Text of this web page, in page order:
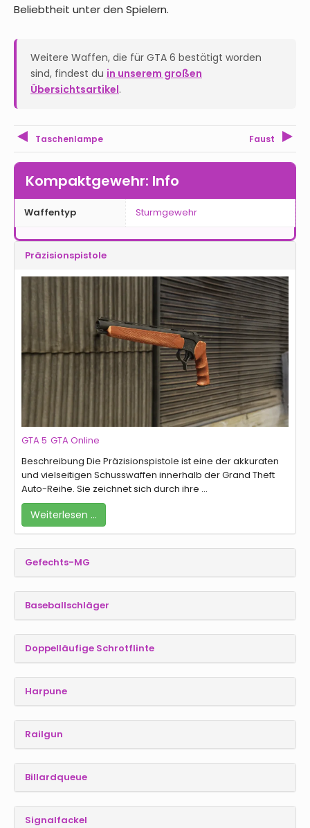
Beliebtheit unter den Spielern.
Weitere Waffen, die für GTA 6 bestätigt worden
sind, findest du in unserem großen
Übersichtsartikel.
Taschenlampe Faust
Kompaktgewehr: Info
Waffentyp Sturmgewehr
Präzisionspistole
GTA 5 GTA Online
Beschreibung Die Präzisionspistole ist eine der akkuraten
und vielseitigen Schusswaffen innerhalb der Grand Theft
Auto-Reihe. Sie zeichnet sich durch ihre ...
Weiterlesen …
Gefechts-MG
Baseballschläger
Doppelläufige Schrotflinte
Harpune
Railgun
Billardqueue
Signalfackel